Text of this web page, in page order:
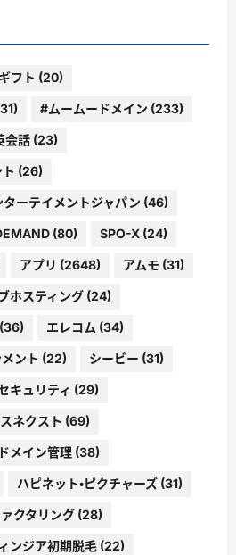
フト (20)
#ムームードメイン (233)
会話 (23)
(26)
ターテイメントジャパン (46)
(80) SPO-X (24)
アプリ (2648) アムモ (31)
ホスティング (24)
(36) エレコム (34)
ント (22) シービー (31)
キュリティ (29)
ネクスト (69)
ドメイン管理 (38)
ハピネット・ピクチャーズ (31)
クタリング (28)
ンジア初期脱毛 (22)